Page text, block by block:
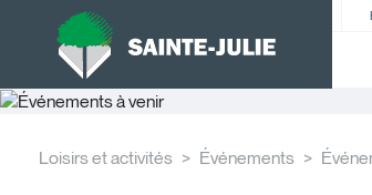
Loisirs et activités Événements